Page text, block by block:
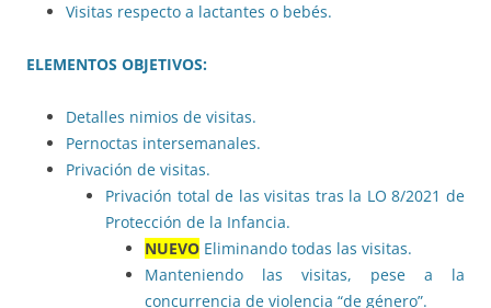
Visitas respecto a lactantes o bebés.
ELEMENTOS OBJETIVOS:
Detalles nimios de visitas.
Pernoctas intersemanales.
Privación de visitas.
Privación total de las visitas tras la LO 8/2021 de
Protección de la Infancia.
NUEVO Eliminando todas las visitas.
Manteniendo las visitas, pese a la
concurrencia de violencia “de género”.